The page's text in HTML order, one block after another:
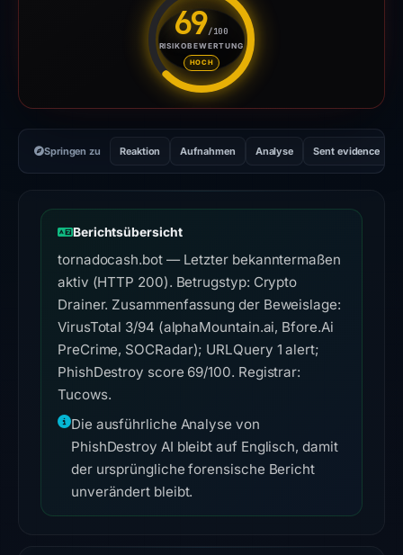
69/100
RISIKOBEWERTUNG
HOCH
Risikobewertung: 69 von
Springen zu Reaktion Aufnahmen Analyse Sent evidence
Berichtsübersicht
tornadocash.bot — Letzter bekanntermaßen
aktiv (HTTP 200). Betrugstyp: Crypto
Drainer. Zusammenfassung der Beweislage:
VirusTotal 3/94 (alphaMountain.ai, Bfore.Ai
PreCrime, SOCRadar); URLQuery 1 alert;
PhishDestroy score 69/100. Registrar:
Tucows.
Die ausführliche Analyse von
PhishDestroy AI bleibt auf Englisch, damit
der ursprüngliche forensische Bericht
unverändert bleibt.